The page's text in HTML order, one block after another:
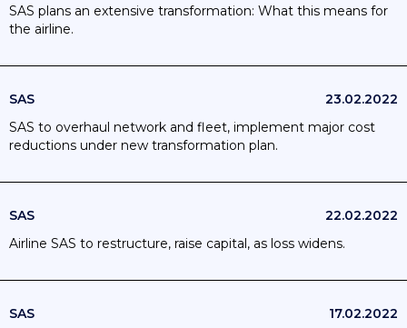
SAS plans an extensive transformation: What this means for
the airline.
SAS
23.02.2022
SAS to overhaul network and fleet, implement major cost
reductions under new transformation plan.
SAS
22.02.2022
Airline SAS to restructure, raise capital, as loss widens.
SAS
17.02.2022